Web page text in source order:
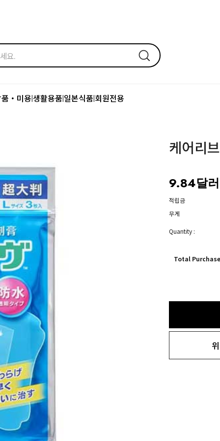
・미용|생활용품|일본식품|회원전용
케어리
9.84달러
적립금
무게
Quantity :
Total